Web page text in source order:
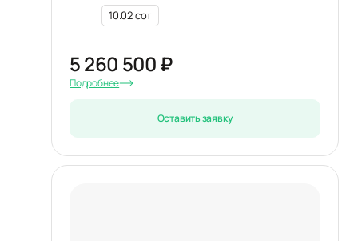
10.02 сот
5 260 500 ₽
Подробнее
Оставить заявку